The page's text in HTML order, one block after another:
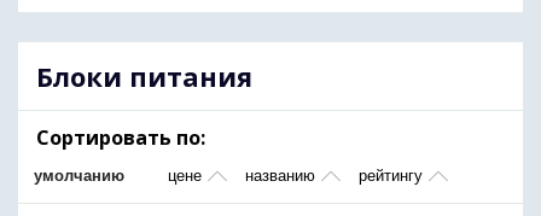
Блоки питания
Сортировать по:
умолчанию цене названию рейтингу